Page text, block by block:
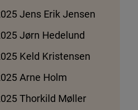
Jens Erik Jensen
Jørn Hedelund
Keld Kristensen
Arne Holm
Thorkild Møller